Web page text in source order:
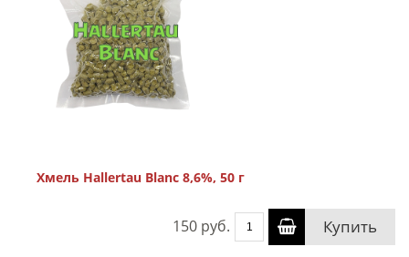
Хмель Hallertau Blanc 8,6%, 50 г
150 руб. Купить